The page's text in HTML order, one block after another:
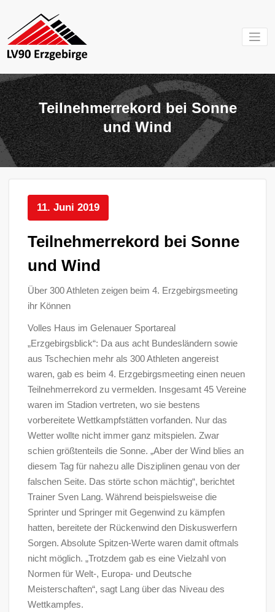
springen
e.V.
Mein Verein im
Teilnehmerrekord bei Sonne
und Wind
11. Juni 2019
Teilnehmerrekord bei Sonne
und Wind
Über 300 Athleten zeigen beim 4. Erzgebirgsmeeting
ihr Können
Volles Haus im Gelenauer Sportareal
„Erzgebirgsblick“: Da aus acht Bundesländern sowie
aus Tschechien mehr als 300 Athleten angereist
waren, gab es beim 4. Erzgebirgsmeeting einen neuen
Teilnehmerrekord zu vermelden. Insgesamt 45 Vereine
waren im Stadion vertreten, wo sie bestens
vorbereitete Wettkampfstätten vorfanden. Nur das
Wetter wollte nicht immer ganz mitspielen. Zwar
schien größtenteils die Sonne. „Aber der Wind blies an
diesem Tag für nahezu alle Disziplinen genau von der
falschen Seite. Das störte schon mächtig“, berichtet
Trainer Sven Lang. Während beispielsweise die
Sprinter und Springer mit Gegenwind zu kämpfen
hatten, bereitete der Rückenwind den Diskuswerfern
Sorgen. Absolute Spitzen-Werte waren damit oftmals
nicht möglich. „Trotzdem gab es eine Vielzahl von
Normen für Welt-, Europa- und Deutsche
Meisterschaften“, sagt Lang über das Niveau des
Wettkampfes.